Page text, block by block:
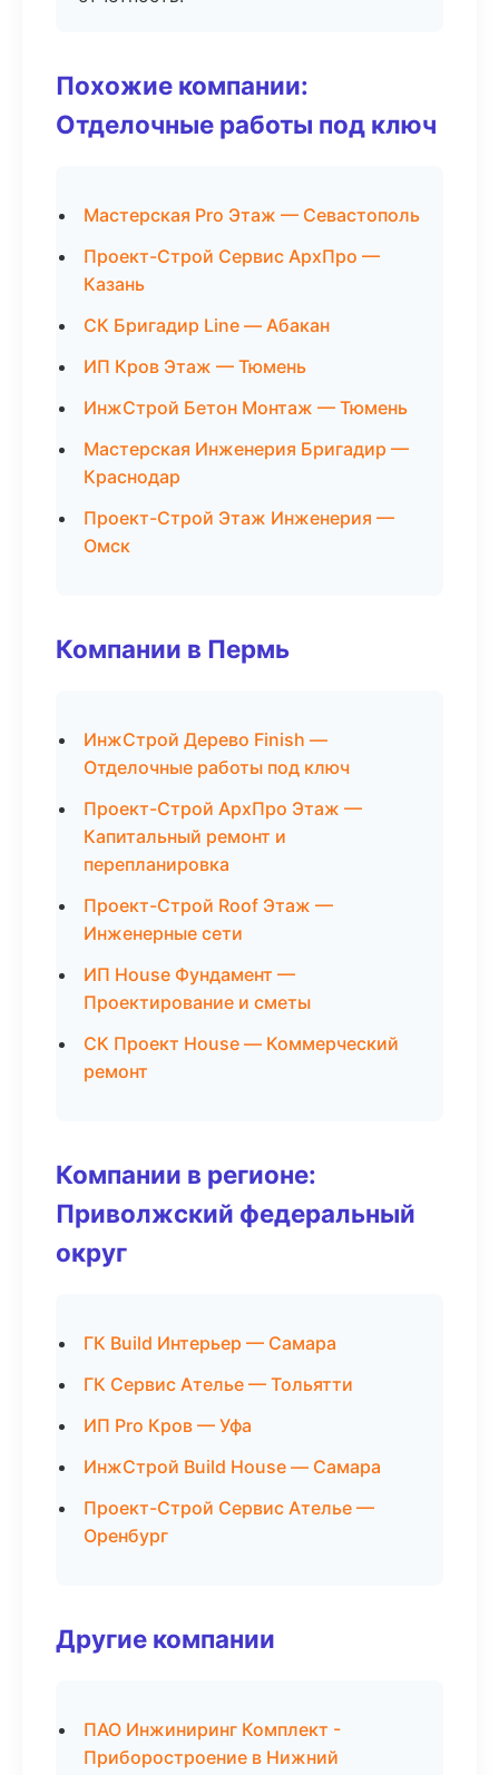
Похожие компании:
Отделочные работы под ключ
Мастерская Pro Этаж — Севастополь
Проект-Строй Сервис АрхПро —
Казань
СК Бригадир Line — Абакан
ИП Кров Этаж — Тюмень
ИнжСтрой Бетон Монтаж — Тюмень
Мастерская Инженерия Бригадир —
Краснодар
Проект-Строй Этаж Инженерия —
Омск
Компании в Пермь
ИнжСтрой Дерево Finish —
Отделочные работы под ключ
Проект-Строй АрхПро Этаж —
Капитальный ремонт и
перепланировка
Проект-Строй Roof Этаж —
Инженерные сети
ИП House Фундамент —
Проектирование и сметы
СК Проект House — Коммерческий
ремонт
Компании в регионе:
Приволжский федеральный
округ
ГК Build Интерьер — Самара
ГК Сервис Ателье — Тольятти
ИП Pro Кров — Уфа
ИнжСтрой Build House — Самара
Проект-Строй Сервис Ателье —
Оренбург
Другие компании
ПАО Инжиниринг Комплект -
Приборостроение в Нижний